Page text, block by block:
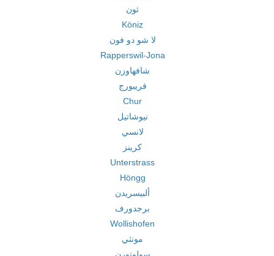
ثون
Köniz
لا شو دو فون
Rapperswil-Jona
شافهاوزن
فريبورج
Chur
نيوشاتيل
لانسي
كرينز
Unterstrass
Höngg
ألبيسريدن
برجدورف
Wollishofen
مونثي